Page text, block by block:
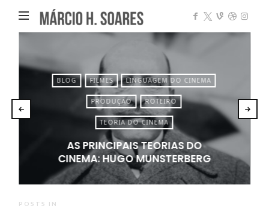
Márcio
Heleno
Soares
BLOG FILMES LINGUAGEM DO CINEMA
PRODUÇÃO ROTEIRO
TEORIA DO CINEMA
AS PRINCIPAIS TEORIAS DO
CINEMA: HUGO MUNSTERBERG
POSTS IN